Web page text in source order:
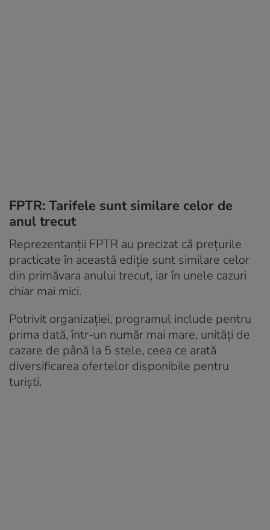
FPTR: Tarifele sunt similare celor de
anul trecut
Reprezentanţii FPTR au precizat că preţurile
practicate în această ediţie sunt similare celor
din primăvara anului trecut, iar în unele cazuri
chiar mai mici.
Potrivit organizaţiei, programul include pentru
prima dată, într-un număr mai mare, unităţi de
cazare de până la 5 stele, ceea ce arată
diversificarea ofertelor disponibile pentru
turişti.